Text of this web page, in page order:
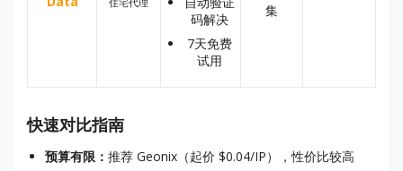
码解决
7天免费
试用
集
快速对比指南
预算有限： 推荐 Geonix（起价 $0.04/IP），性价比较高